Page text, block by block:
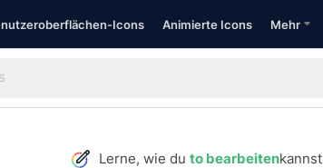
Icons Animierte Icons Mehr
Lerne, wie du to bearbeitenkannst